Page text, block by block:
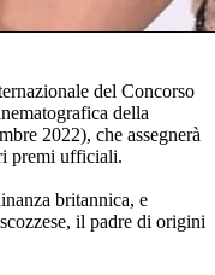
del Concorso
della
2022), che assegnerà
premi ufficiali.
britannica, e
il padre di origini